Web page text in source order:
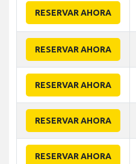
RESERVAR AHORA
RESERVAR AHORA
RESERVAR AHORA
RESERVAR AHORA
RESERVAR AHORA